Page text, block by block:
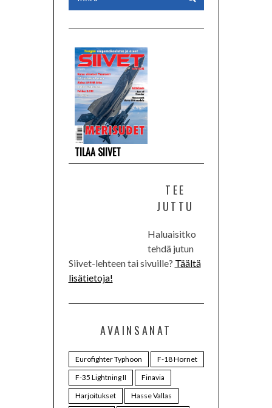
TILAA SIIVET
TEE
JUTTU
Haluaisitko
tehdä jutun
Siivet-lehteen tai sivuille? Täältä
lisätietoja!
AVAINSANAT
Eurofighter Typhoon
F-18 Hornet
F-35 Lightning II
Finavia
Harjoitukset
Hasse Vallas